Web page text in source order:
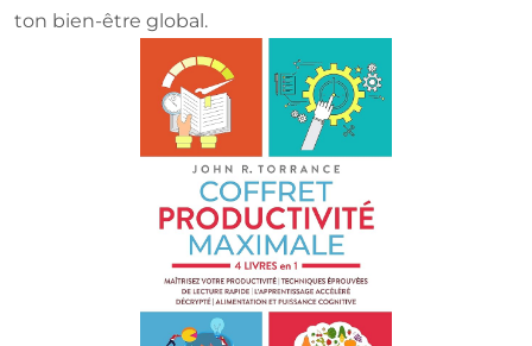
ton bien-être global.